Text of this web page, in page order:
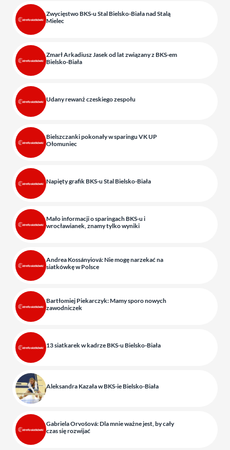
Zwycięstwo BKS-u Stal Bielsko-Biała nad Stalą
Mielec
Zmarł Arkadiusz Jasek od lat związany z BKS-em
Bielsko-Biała
Udany rewanż czeskiego zespołu
Bielszczanki pokonały w sparingu VK UP
Ołomuniec
Napięty grafik BKS-u Stal Bielsko-Biała
Mało informacji o sparingach BKS-u i
wrocławianek, znamy tylko wyniki
Andrea Kossányiová: Nie mogę narzekać na
siatkówkę w Polsce
Bartłomiej Piekarczyk: Mamy sporo nowych
zawodniczek
13 siatkarek w kadrze BKS-u Bielsko-Biała
Aleksandra Kazała w BKS-ie Bielsko-Biała
Gabriela Orvošová: Dla mnie ważne jest, by cały
czas się rozwijać